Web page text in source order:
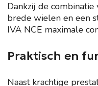
Dankzij de
brede wielen en een
IVA NCE maximale
Praktisch en
Naast krachtige